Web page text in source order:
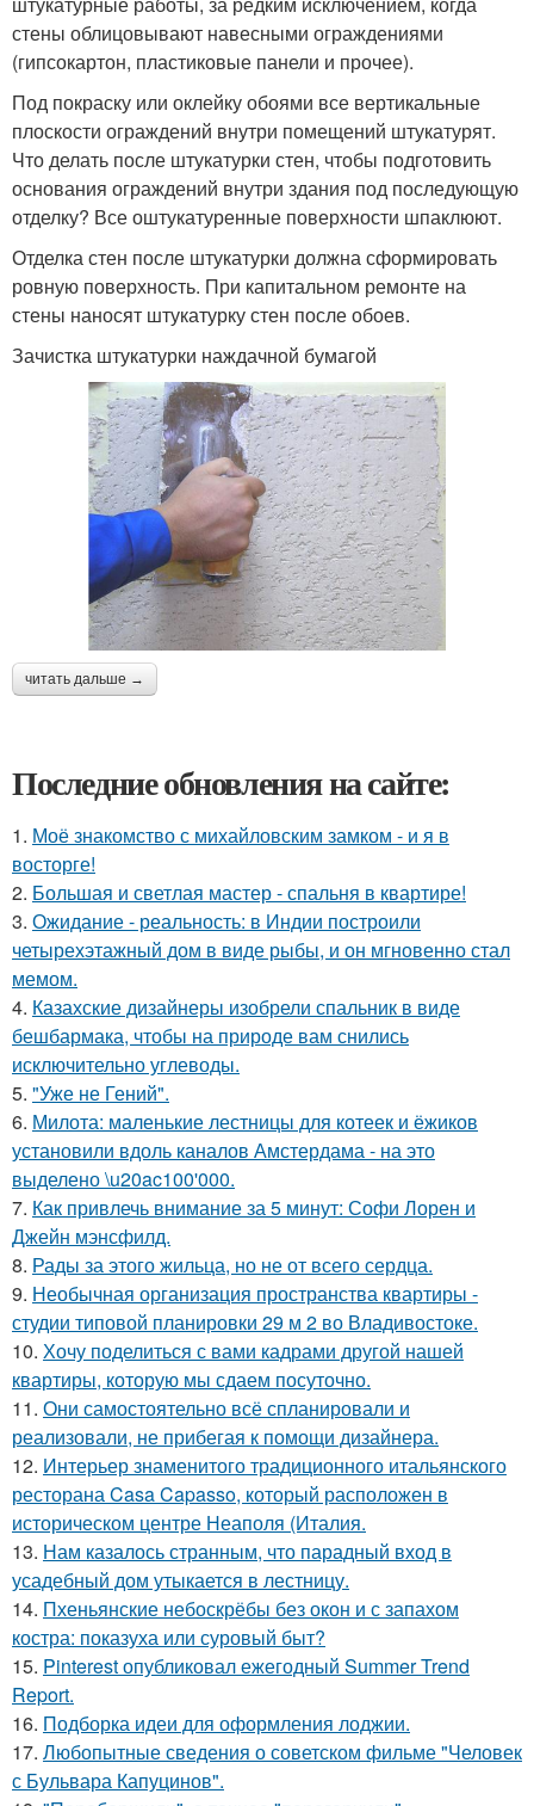
стены облицовывают навесными ограждениями
(гипсокартон, пластиковые панели и прочее).
Под покраску или оклейку обоями все вертикальные
плоскости ограждений внутри помещений штукатурят.
Что делать после штукатурки стен, чтобы подготовить
основания ограждений внутри здания под последующую
отделку? Все оштукатуренные поверхности шпаклюют.
Отделка стен после штукатурки должна сформировать
ровную поверхность. При капитальном ремонте на
стены наносят штукатурку стен после обоев.
Зачистка штукатурки наждачной бумагой
читать дальше →
Последние обновления на сайте:
1. Моё знакомство с михайловским замком - и я в
восторге!
2. Большая и светлая мастер - спальня в квартире!
3. Ожидание - реальность: в Индии построили
четырехэтажный дом в виде рыбы, и он мгновенно стал
мемом.
4. Казахские дизайнеры изобрели спальник в виде
бешбармака, чтобы на природе вам снились
исключительно углеводы.
5. "Уже не Гений".
6. Милота: маленькие лестницы для котеек и ёжиков
установили вдоль каналов Амстердама - на это
выделено \u20ac100'000.
7. Как привлечь внимание за 5 минут: Софи Лорен и
Джейн мэнсфилд.
8. Рады за этого жильца, но не от всего сердца.
9. Необычная организация пространства квартиры -
студии типовой планировки 29 м 2 во Владивостоке.
10. Хочу поделиться с вами кадрами другой нашей
квартиры, которую мы сдаем посуточно.
11. Они самостоятельно всё спланировали и
реализовали, не прибегая к помощи дизайнера.
12. Интерьер знаменитого традиционного итальянского
ресторана Casa Capasso, который расположен в
историческом центре Неаполя (Италия.
13. Нам казалось странным, что парадный вход в
усадебный дом утыкается в лестницу.
14. Пхеньянские небоскрёбы без окон и с запахом
костра: показуха или суровый быт?
15. Pinterest опубликовал ежегодный Summer Trend
Report.
16. Подборка идеи для оформления лоджии.
17. Любопытные сведения о советском фильме "Человек
с Бульвара Капуцинов".